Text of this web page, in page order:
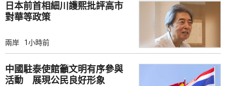
日本前首相細川護熙批評高市
對華等政策
兩岸 1小時前
中國駐泰使館籲文明有序參與
活動 展現公民良好形象